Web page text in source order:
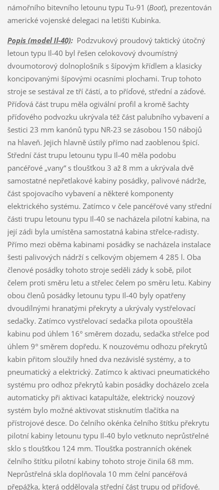
námořního bitevního letounu typu Tu-91 (Boot), prezentován
americké vojenské delegaci na letišti Kubinka.
Popis (model Il-40):Podzvukový proudový taktický útočný
letoun typu Il-40 byl řešen celokovový dvoumístný
dvoumotorový dolnoplošník s šípovým křídlem a klasicky
koncipovanými šípovými ocasními plochami. Trup tohoto
stroje se sestával ze tří částí, a to příďové, střední a záďové.
Příďová část trupu měla ogivální profil a kromě šachty
příďového podvozku ukrývala též část palubního vybavení a
šestici 23 mm kanónů typu NR-23 se zásobou 150 nábojů
na hlaveň. Jejich hlavně ústily přímo nad zaoblenou špicí.
Střední část trupu letounu typu Il-40 měla podobu
pancéřové „vany“ s tloušťkou 3 až 8 mm a ukrývala dvě
samostatné nepřetlakové kabiny posádky, palivové nádrže,
část spojovacího vybavení a některé komponenty
elektrického systému. Zatímco v čele pancéřové vany střední
části trupu letounu typu Il-40 se nacházela pilotní kabina, na
její zádi byla umístěna samostatná kabina střelce-radisty.
Přímo mezi oběma kabinami posádky se nacházela instalace
šesti palivových nádrží s celkovým objemem 4 285 l. Oba
členové posádky tohoto stroje seděli zády k sobě, pilot
čelem proti směru letu a střelec čelem po směru letu. Kabiny
obou členů posádky letounu typu Il-40 byly opatřeny
dvoudílnými hranatými překryty a ukrývaly vystřelovací
sedačky. Zatímco vystřelovací sedačka pilota opouštěla
kabinu pod úhlem 16° směrem dozadu, sedačka střelce pod
úhlem 9° směrem dopředu. K nouzovému odhozu překrytů
kabin přitom sloužily hned dva nezávislé systémy, a to
pneumatický a elektrický. Zatímco k aktivaci pneumatického
systému pro odhoz překrytů kabin posádky docházelo zcela
automaticky při aktivaci katapultáže, elektrický nouzový
systém bylo možné aktivovat stisknutím tlačítka na
přístrojové desce. Do čelního okénka čelního štítku překrytu
pilotní kabiny letounu typu Il-40 bylo vetknuto neprůstřelné
sklo s tloušťkou 124 mm. Tloušťka postranních okének
čelního štítku pilotní kabiny tohoto stroje činila 68 mm.
Neprůstřelná skla doplňovala 10 mm čelní pancéřová
přepážka, která oddělovala střední část trupu od příďové.